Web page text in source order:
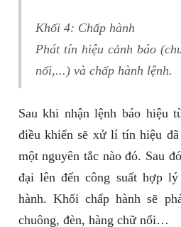
Khối 4: Chấp hành
Phát tín hiệu cảnh báo
nổi,...) và chấp hành lệnh.
Sau khi nhận lệnh báo hiệu
điều khiển sẽ xử lí tín hiệu
một nguyên tắc nào đó. Sau
đại lên đến công suất hợp
hành. Khối chấp hành sẽ
chuông, đèn, hàng chữ nổi…